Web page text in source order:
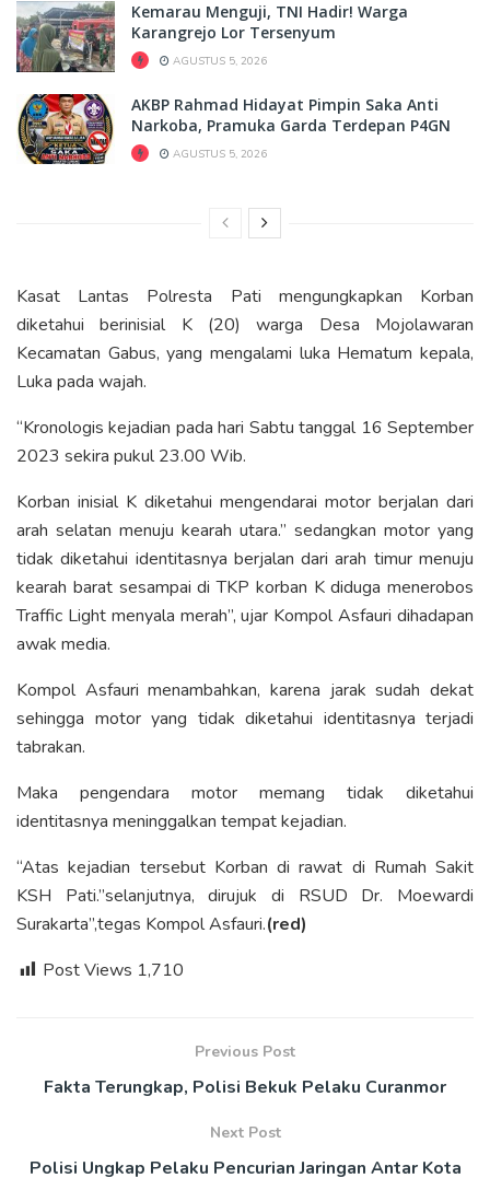
Kemarau Menguji, TNI Hadir! Warga
Karangrejo Lor Tersenyum
AGUSTUS 5, 2026
AKBP Rahmad Hidayat Pimpin Saka Anti
Narkoba, Pramuka Garda Terdepan P4GN
AGUSTUS 5, 2026
Kasat Lantas Polresta Pati mengungkapkan Korban
diketahui berinisial K (20) warga Desa Mojolawaran
Kecamatan Gabus, yang mengalami luka Hematum kepala,
Luka pada wajah.
“Kronologis kejadian pada hari Sabtu tanggal 16 September
2023 sekira pukul 23.00 Wib.
Korban inisial K diketahui mengendarai motor berjalan dari
arah selatan menuju kearah utara.” sedangkan motor yang
tidak diketahui identitasnya berjalan dari arah timur menuju
kearah barat sesampai di TKP korban K diduga menerobos
Traffic Light menyala merah”, ujar Kompol Asfauri dihadapan
awak media.
Kompol Asfauri menambahkan, karena jarak sudah dekat
sehingga motor yang tidak diketahui identitasnya terjadi
tabrakan.
Maka pengendara motor memang tidak diketahui
identitasnya meninggalkan tempat kejadian.
“Atas kejadian tersebut Korban di rawat di Rumah Sakit
KSH Pati.”selanjutnya, dirujuk di RSUD Dr. Moewardi
Surakarta”,tegas Kompol Asfauri.(red)
Post Views 1,710
Previous Post
Fakta Terungkap, Polisi Bekuk Pelaku Curanmor
Next Post
Polisi Ungkap Pelaku Pencurian Jaringan Antar Kota